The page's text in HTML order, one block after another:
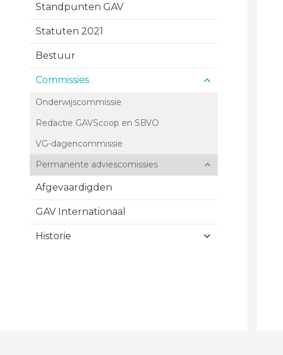
Standpunten GAV
Statuten 2021
Bestuur
Commissies
Onderwijscommissie
Redactie GAVScoop en SBVO
VG-dagencommissie
Permanente adviescomissies
Afgevaardigden
GAV Internationaal
Historie